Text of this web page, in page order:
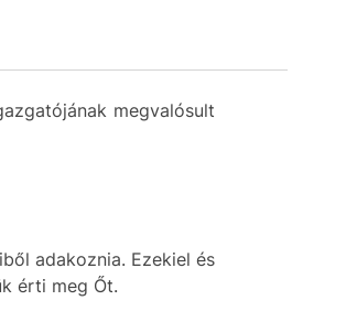
megvalósult
adakoznia. Ezekiel és
érti meg Őt.